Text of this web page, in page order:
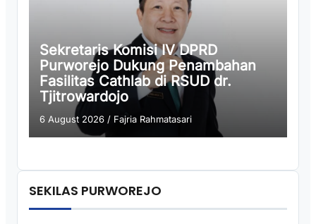
Sekretaris Komisi IV DPRD
Purworejo Dukung Penambahan
Fasilitas Cathlab di RSUD dr.
Tjitrowardojo
6 August 2026 / Fajria Rahmatasari
SEKILAS PURWOREJO